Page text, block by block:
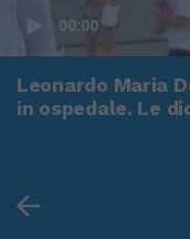
00:00
Leonardo Maria
in ospedale. Le